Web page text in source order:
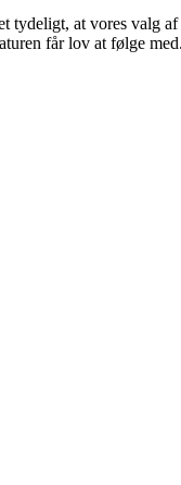
tydeligt, at vores valg
får lov at følge med.